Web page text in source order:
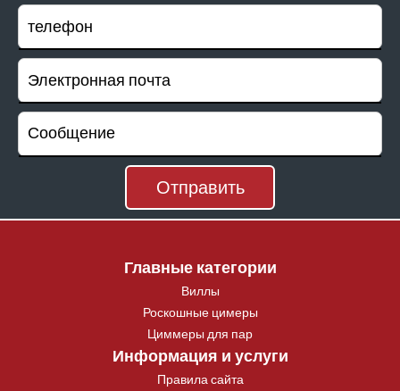
Главные категории
Виллы
Роскошные цимеры
Циммеры для пар
Информация и услуги
Правила сайта